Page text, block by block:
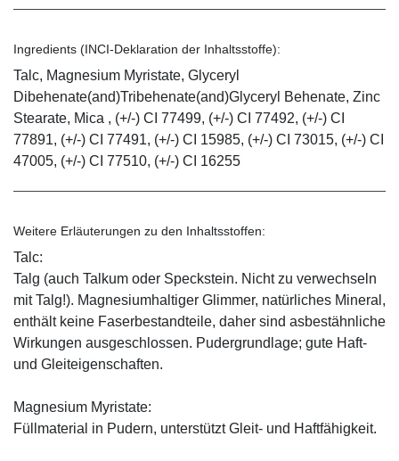
Ingredients (INCI-Deklaration der Inhaltsstoffe):
Talc, Magnesium Myristate, Glyceryl
Dibehenate(and)Tribehenate(and)Glyceryl Behenate, Zinc
Stearate, Mica , (+/-) CI 77499, (+/-) CI 77492, (+/-) CI
77891, (+/-) CI 77491, (+/-) CI 15985, (+/-) CI 73015, (+/-) CI
47005, (+/-) CI 77510, (+/-) CI 16255
Weitere Erläuterungen zu den Inhaltsstoffen:
Talc:
Talg (auch Talkum oder Speckstein. Nicht zu verwechseln
mit Talg!). Magnesiumhaltiger Glimmer, natürliches Mineral,
enthält keine Faserbestandteile, daher sind asbestähnliche
Wirkungen ausgeschlossen. Pudergrundlage; gute Haft-
und Gleiteigenschaften.
Magnesium Myristate:
Füllmaterial in Pudern, unterstützt Gleit- und Haftfähigkeit.